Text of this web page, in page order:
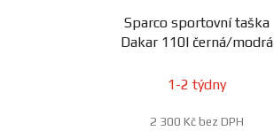
Sparco sportovní taška
Dakar 110l černá/modrá
1-2 týdny
2 300 Kč bez DPH